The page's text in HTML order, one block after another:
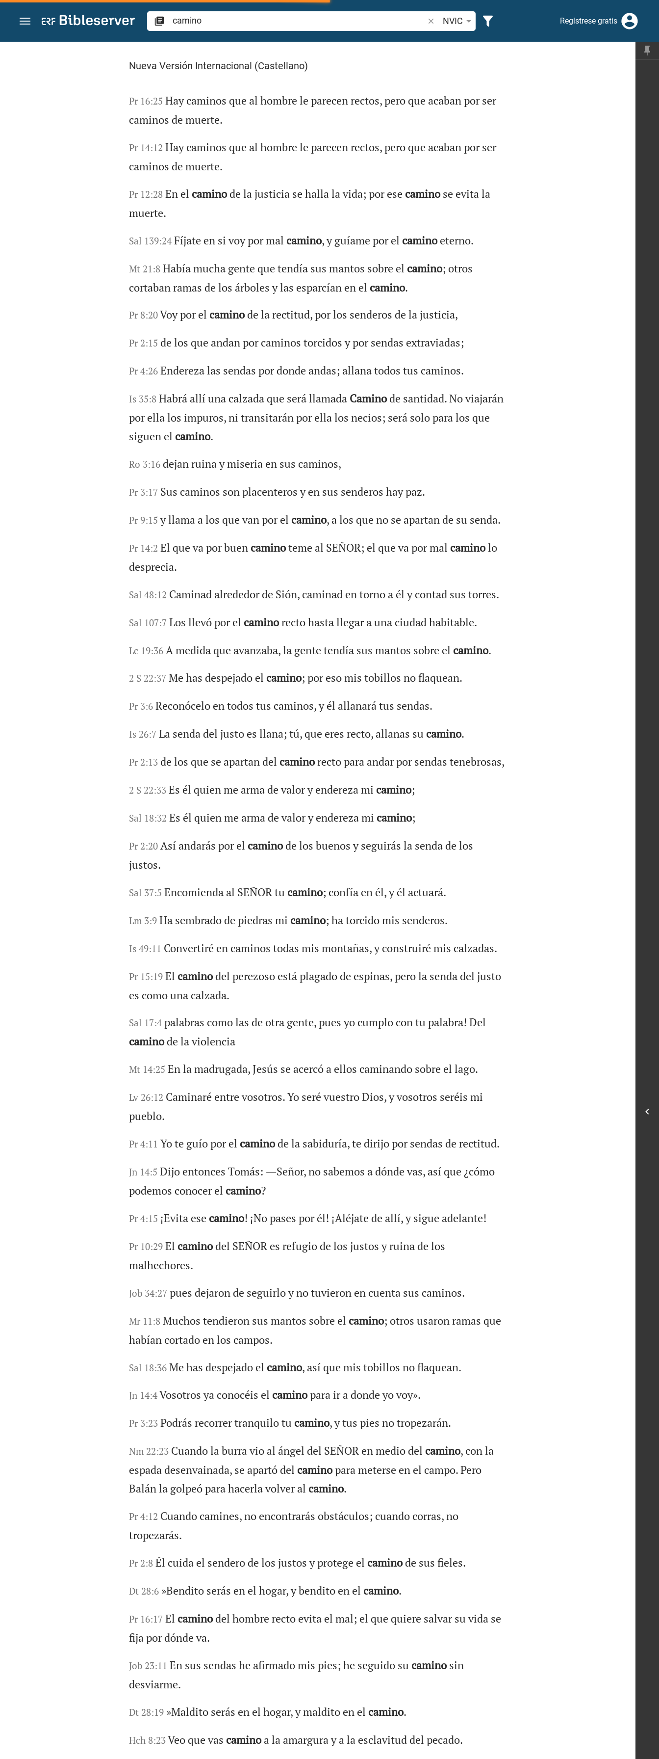
Ir a un contenido
Buscar versículo bíblico o palabra
NVIC Regístrese gratis
Búsqueda "camino" en la Biblia
Nueva Versión Internacional (Castellano)
Pr 16:25 Hay caminos que al hombre le parecen rectos, pero que acaban por ser
caminos de muerte.
Pr 14:12 Hay caminos que al hombre le parecen rectos, pero que acaban por ser
caminos de muerte.
Pr 12:28 En el caminode la justicia se halla la vida; por ese caminose evita la
muerte.
Sal 139:24 Fíjate en si voy por mal camino, y guíame por el caminoeterno.
Mt 21:8 Había mucha gente que tendía sus mantos sobre el camino; otros
cortaban ramas de los árboles y las esparcían en el camino.
Pr 8:20Voy por el caminode la rectitud, por los senderos de la justicia,
Pr 2:15 de los que andan por caminos torcidos y por sendas extraviadas;
Pr 4:26 Endereza las sendas por donde andas; allana todos tus caminos.
Is 35:8 Habrá allí una calzada que será llamada Caminode santidad. No viajarán
por ella los impuros, ni transitarán por ella los necios; será solo para los que
siguen el camino.
Ro 3:16 dejan ruina y miseria en sus caminos,
Pr 3:17 Sus caminos son placenteros y en sus senderos hay paz.
Pr 9:15 y llama a los que van por el camino, a los que no se apartan de su senda.
Pr 14:2 El que va por buen caminoteme al SEÑOR; el que va por mal caminolo
desprecia.
Sal 48:12 Caminad alrededor de Sión, caminad en torno a él y contad sus torres.
Sal 107:7 Los llevó por el caminorecto hasta llegar a una ciudad habitable.
Lc 19:36 A medida que avanzaba, la gente tendía sus mantos sobre el camino.
2 S 22:37 Me has despejado el camino; por eso mis tobillos no flaquean.
Pr 3:6 Reconócelo en todos tus caminos, y él allanará tus sendas.
Is 26:7 La senda del justo es llana; tú, que eres recto, allanas su camino.
Pr 2:13 de los que se apartan del caminorecto para andar por sendas tenebrosas,
2 S 22:33 Es él quien me arma de valor y endereza mi camino;
Sal 18:32 Es él quien me arma de valor y endereza mi camino;
Pr 2:20 Así andarás por el caminode los buenos y seguirás la senda de los
justos.
Sal 37:5 Encomienda al SEÑOR tu camino; confía en él, y él actuará.
Lm 3:9 Ha sembrado de piedras mi camino; ha torcido mis senderos.
Is 49:11 Convertiré en caminos todas mis montañas, y construiré mis calzadas.
Pr 15:19 El caminodel perezoso está plagado de espinas, pero la senda del justo
es como una calzada.
Sal 17:4 palabras como las de otra gente, pues yo cumplo con tu palabra! Del
caminode la violencia
Mt 14:25 En la madrugada, Jesús se acercó a ellos caminando sobre el lago.
Lv 26:12 Caminaré entre vosotros. Yo seré vuestro Dios, y vosotros seréis mi
pueblo.
Pr 4:11 Yo te guío por el caminode la sabiduría, te dirijo por sendas de rectitud.
Jn 14:5 Dijo entonces Tomás: ―Señor, no sabemos a dónde vas, así que ¿cómo
podemos conocer el camino?
Pr 4:15 ¡Evita ese camino! ¡No pases por él! ¡Aléjate de allí, y sigue adelante!
Pr 10:29 El caminodel SEÑOR es refugio de los justos y ruina de los
malhechores.
Job 34:27 pues dejaron de seguirlo y no tuvieron en cuenta sus caminos.
Mr 11:8 Muchos tendieron sus mantos sobre el camino; otros usaron ramas que
habían cortado en los campos.
Sal 18:36 Me has despejado el camino, así que mis tobillos no flaquean.
Jn 14:4Vosotros ya conocéis el caminopara ir a donde yo voy».
Pr 3:23 Podrás recorrer tranquilo tu camino, y tus pies no tropezarán.
Nm 22:23 Cuando la burra vio al ángel del SEÑOR en medio del camino, con la
espada desenvainada, se apartó del caminopara meterse en el campo. Pero
Balán la golpeó para hacerla volver al camino.
Pr 4:12 Cuando camines, no encontrarás obstáculos; cuando corras, no
tropezarás.
Pr 2:8 Él cuida el sendero de los justos y protege el caminode sus fieles.
Dt 28:6 »Bendito serás en el hogar, y bendito en el camino.
Pr 16:17 El caminodel hombre recto evita el mal; el que quiere salvar su vida se
fija por dónde va.
Job 23:11 En sus sendas he afirmado mis pies; he seguido su caminosin
desviarme.
Dt 28:19 »Maldito serás en el hogar, y maldito en el camino.
Hch 8:23Veo que vas caminoa la amargura y a la esclavitud del pecado.